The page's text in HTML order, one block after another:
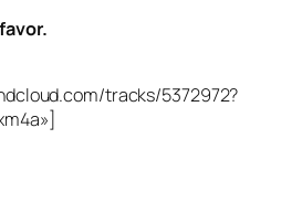
tracks/5372972?